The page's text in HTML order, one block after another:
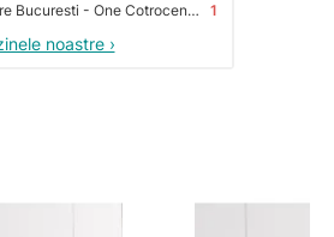
Premium Store Bucuresti - One Cotroceni Park 1
noastre ›